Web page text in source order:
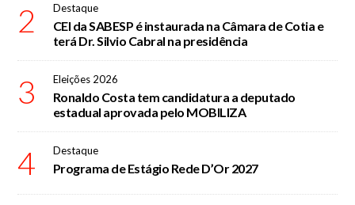
2 Destaque
CEI da SABESP é instaurada na Câmara de Cotia e
terá Dr. Silvio Cabral na presidência
3 Eleições 2026
Ronaldo Costa tem candidatura a deputado
estadual aprovada pelo MOBILIZA
4 Destaque
Programa de Estágio Rede D’Or 2027